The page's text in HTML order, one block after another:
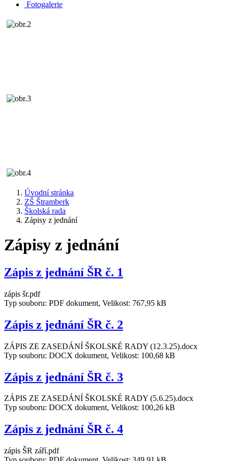
Fotogalerie
Úvodní stránka
ZŠ Štramberk
Školská rada
Zápisy z jednání
Zápisy z jednání
Zápis z jednání ŠR č. 1
zápis šr.pdf
Typ souboru: PDF dokument, Velikost: 767,95 kB
Zápis z jednání ŠR č. 2
ZÁPIS ZE ZASEDÁNÍ ŠKOLSKÉ RADY (12.3.25).docx
Typ souboru: DOCX dokument, Velikost: 100,68 kB
Zápis z jednání ŠR č. 3
ZÁPIS ZE ZASEDÁNÍ ŠKOLSKÉ RADY (5.6.25).docx
Typ souboru: DOCX dokument, Velikost: 100,26 kB
Zápis z jednání ŠR č. 4
zápis ŠR září.pdf